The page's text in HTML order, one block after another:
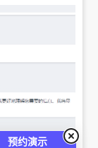
预约演示